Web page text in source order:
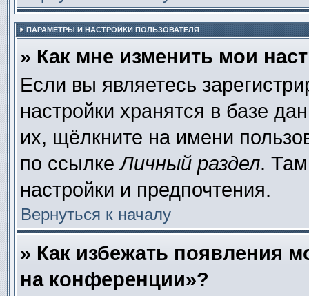
ПАРАМЕТРЫ И НАСТРОЙКИ ПОЛЬЗОВАТЕЛЯ
» Как мне изменить мои
Если вы являетесь
настройки хранятся в базе
их, щёлкните на имени
по ссылкеЛичный раздел.
настройки и предпочтения.
Вернуться к началу
» Как избежать появления
на конференции»?